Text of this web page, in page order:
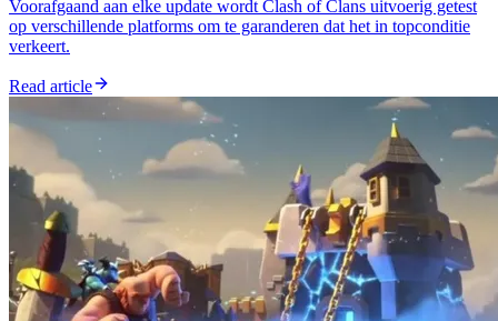
Voorafgaand aan elke update wordt Clash of Clans uitvoerig getest
op verschillende platforms om te garanderen dat het in topconditie
verkeert.
Read article